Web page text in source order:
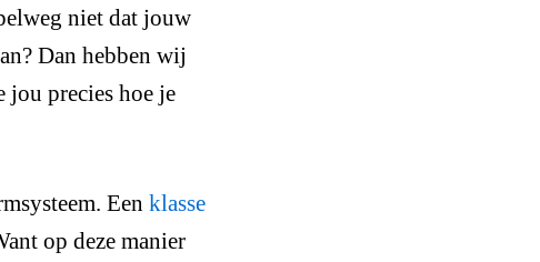
niet dat jouw
Dan hebben wij
jou precies hoe je
Een klasse
op deze manier